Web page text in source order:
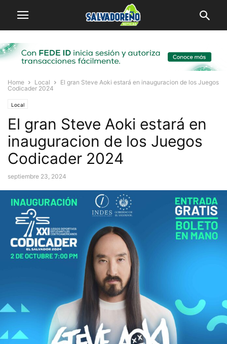
Home Local
El gran Steve Aoki estará en inauguracion de los Juegos
Codicader 2024
Local
El gran Steve Aoki estará en
inauguracion de los Juegos
Codicader 2024
septiembre 23, 2024